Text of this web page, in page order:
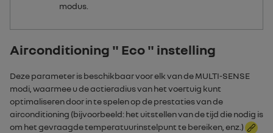
modus.
Airconditioning " Eco " instelling
Deze parameter is beschikbaar voor elk van deMULTI-SENSE
modi, waarmee u de actieradius van het voertuig kunt
optimaliseren door in te spelen op de prestaties van de
airconditioning (bijvoorbeeld: het uitstellen van de tijd die nodig is
om het gevraagde temperatuurinstelpunt te bereiken, enz.)